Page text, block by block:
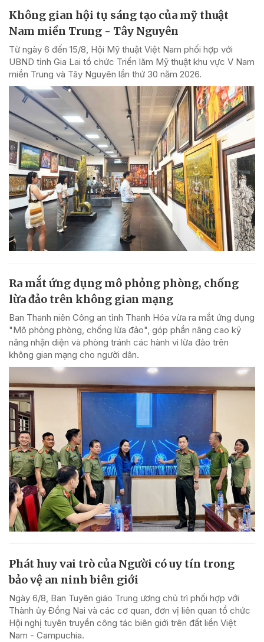
Không gian hội tụ sáng tạo của mỹ thuật
Nam miền Trung - Tây Nguyên
Từ ngày 6 đến 15/8, Hội Mỹ thuật Việt Nam phối hợp với
UBND tỉnh Gia Lai tổ chức Triển lãm Mỹ thuật khu vực V Nam
miền Trung và Tây Nguyên lần thứ 30 năm 2026.
Ra mắt ứng dụng mô phỏng phòng, chống
lừa đảo trên không gian mạng
Ban Thanh niên Công an tỉnh Thanh Hóa vừa ra mắt ứng dụng
"Mô phỏng phòng, chống lừa đảo", góp phần nâng cao kỹ
năng nhận diện và phòng tránh các hành vi lừa đảo trên
không gian mạng cho người dân.
Phát huy vai trò của Người có uy tín trong
bảo vệ an ninh biên giới
Ngày 6/8, Ban Tuyên giáo Trung ương chủ trì phối hợp với
Thành ủy Đồng Nai và các cơ quan, đơn vị liên quan tổ chức
Hội nghị tuyên truyền công tác biên giới trên đất liền Việt
Nam - Campuchia.